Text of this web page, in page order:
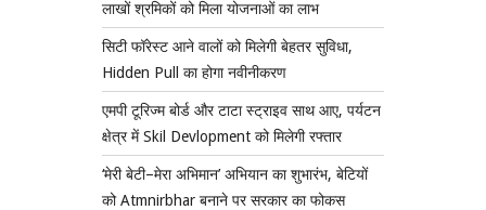
लाखों श्रमिकों को मिला योजनाओं का लाभ
सिटी फॉरेस्ट आने वालों को मिलेगी बेहतर सुविधा,
Hidden Pull का होगा नवीनीकरण
एमपी टूरिज्म बोर्ड और टाटा स्ट्राइव साथ आए, पर्यटन
क्षेत्र में Skil Devlopment को मिलेगी रफ्तार
‘मेरी बेटी–मेरा अभिमान’ अभियान का शुभारंभ, बेटियों
को Atmnirbhar बनाने पर सरकार का फोकस